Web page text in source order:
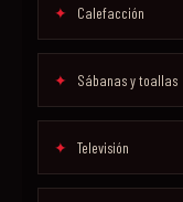
Calefacción
Sábanas y toallas
Televisión